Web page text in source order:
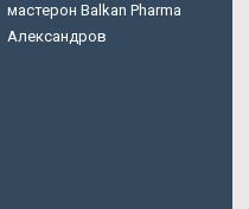
мастерон Balkan Pharma
Александров